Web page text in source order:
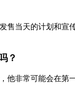
售当天的计划和
？
非常可能会在第